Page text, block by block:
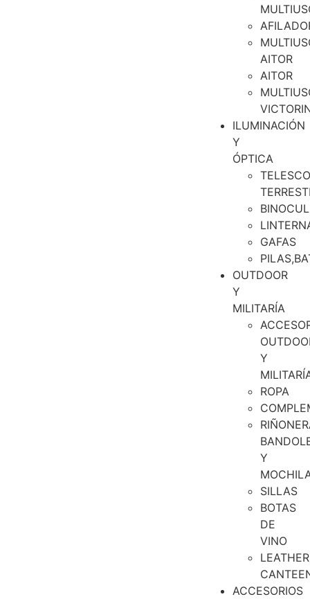
AITOR
AITOR
ILUMINACIÓN
Y
ÓPTICA
GAFAS
OUTDOOR
Y
MILITARÍA
Y
ROPA
Y
SILLAS
BOTAS
DE
VINO
LEATHER
ACCESORIOS